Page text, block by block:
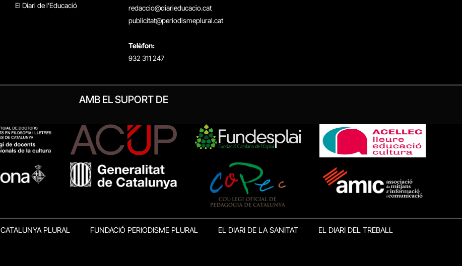
El Diari de l'Educació
redaccio@diarieducacio.cat
publicitat@periodismeplural.cat
Telèfon:
932 311 247
AMB EL SUPORT DE
CATALUNYA PLURAL FUNDACIÓ PERIODISME PLURAL EL DIARI DE LA SANITAT EL DIARI DEL TREBALL